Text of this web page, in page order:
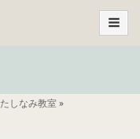
たしなみ教室»